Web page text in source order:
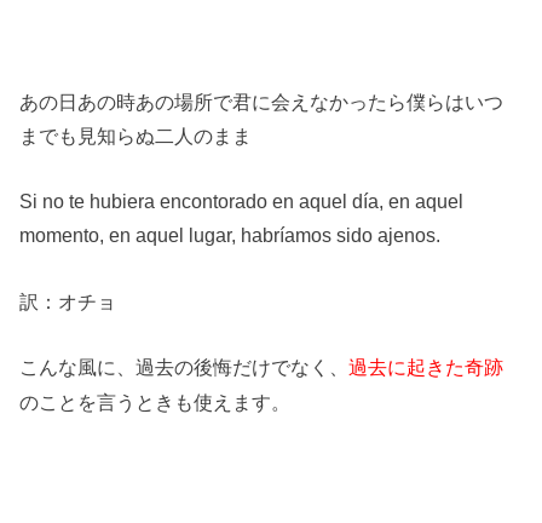
あの日あの時あの場所で君に会えなかったら僕らはいつ
までも見知らぬ二人のまま
Si no te hubiera encontorado en aqueldía, en aquel
momento, en aquel lugar, habríamos sido ajenos.
訳：オチョ
こんな風に、過去の後悔だけでなく、過去に起きた奇跡
のことを言うときも使えます。